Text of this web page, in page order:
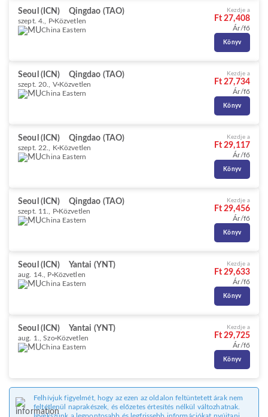
Seoul (ICN) Qingdao (TAO)
szept. 4., P Közvetlen
China Eastern
Kezdje a
Ft 27,408
Ár/fő
Könyv
Seoul (ICN) Qingdao (TAO)
szept. 20., V Közvetlen
China Eastern
Kezdje a
Ft 27,734
Ár/fő
Könyv
Seoul (ICN) Qingdao (TAO)
szept. 22., K Közvetlen
China Eastern
Kezdje a
Ft 29,117
Ár/fő
Könyv
Seoul (ICN) Qingdao (TAO)
szept. 11., P Közvetlen
China Eastern
Kezdje a
Ft 29,456
Ár/fő
Könyv
Seoul (ICN) Yantai (YNT)
aug. 14., P Közvetlen
China Eastern
Kezdje a
Ft 29,633
Ár/fő
Könyv
Seoul (ICN) Yantai (YNT)
aug. 1., Szo Közvetlen
China Eastern
Kezdje a
Ft 29,725
Ár/fő
Könyv
Felhívjuk figyelmét, hogy az ezen az oldalon feltüntetett árak nem
feltétlenül naprakészek, és előzetes értesítés nélkül változhatnak.